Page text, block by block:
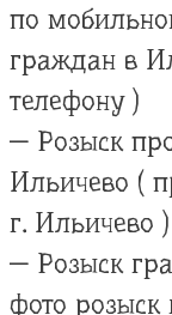
по
граждан в
телефону )
— Розыск
Ильичево (
г. Ильичево )
— Розыск
фото